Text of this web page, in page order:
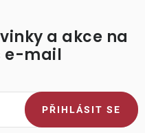
a akce na
e-mail
PŘIHLÁSIT SE